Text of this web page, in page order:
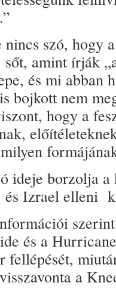
szó, hogy
amint írják
és mi abban
bojkott nem
hogy a
ideje borzolja a
és Izrael elleni
és a
fellépését,
a